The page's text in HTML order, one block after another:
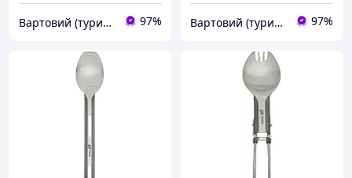
Вартовий (туризм, охота и кемпинг) 97% Вартовий (туризм, охота и кемпинг) 97%